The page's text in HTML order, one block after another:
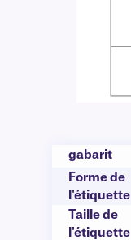
gabarit
Forme de
l'étiquette
Taille de
l'étiquette